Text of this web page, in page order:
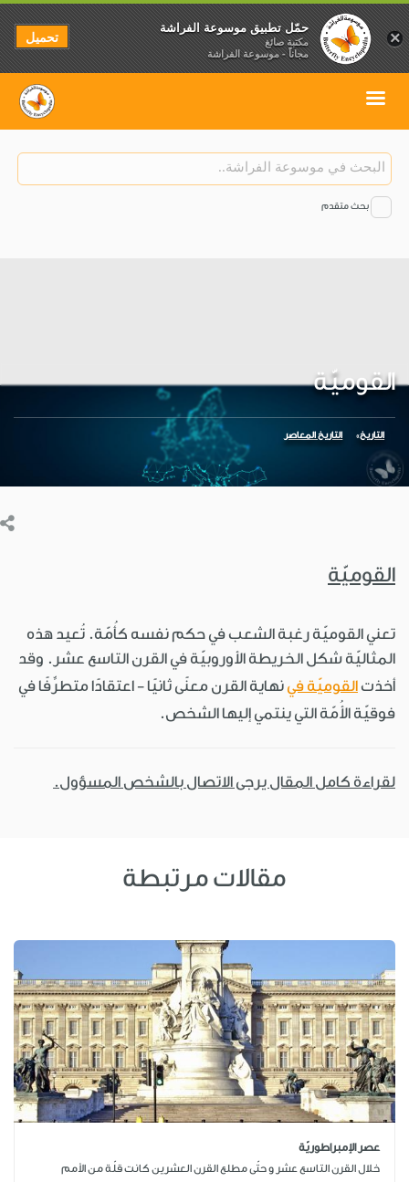
بحث متقدم
القوميّة
التاريخ التاريخ المعاصر
القوميّة
تعني القوميّة رغبة الشعب في حكم نفسه كأُمّة. تُعيد هذه
المثاليّة شكل الخريطة الأوروبيّة في القرن التاسع عشر. وقد
أخذت القوميّة في نهاية القرن معنًى ثانيًا - اعتقادًا متطرِّفًا في
فوقيّة الأُمّة التي ينتمي إليها الشخص.
لقراءة كامل المقال يرجى الاتصال بالشخص المسؤول.
مقالات مرتبطة
عصر الإمبراطوريّة
خلال القرن التاسع عشر و حتّى مطلع القرن العشرين كانت قلّة من الأمم
×
حمّل تطبيق موسوعة الفراشة
مكتبة صائغ
مجاناً - موسوعة الفراشة
تحميل